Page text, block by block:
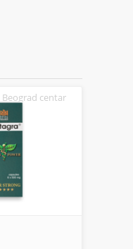
Beograd centar